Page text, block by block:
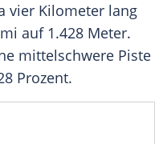
vier Kilometer lang
auf 1.428 Meter.
mittelschwere Piste
Prozent.